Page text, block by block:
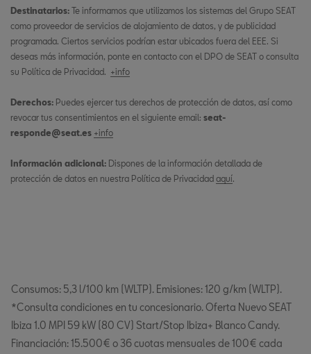
Destinatarios: Te informamos que utilizamos los sistemas del Grupo SEAT
como proveedor de servicios de alojamiento de datos, y de publicidad
programada. Ciertos servicios podrían estar ubicados fuera del EEE. Si
deseas más información, ponte en contacto con el DPO de SEAT o consulta
su Política de Privacidad. +info
Derechos: Puedes ejercer tus derechos de protección de datos, así como
revocar tus consentimientos en el siguiente email: seat-
responde@seat.es +info
Información adicional: Dispones de la información detallada de
protección de datos en nuestra Política de Privacidad aquí
Consumos: 5,3 l/100 km (WLTP). Emisiones: 120 g/km (WLTP).
*Consulta condiciones en tu concesionario. Oferta Nuevo SEAT
Ibiza 1.0 MPI 59 kW (80 CV) Start/Stop Ibiza+ Blanco Candy.
Financiación: 15.500€ o 36 cuotas mensuales de 100€ cada